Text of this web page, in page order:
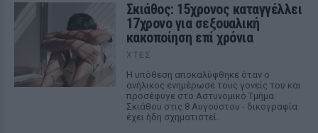
Σκιάθος: 15χρονος καταγγέλλει
17χρονο για σεξουαλική
κακοποίηση επί χρόνια
ΧΤΕΣ
Η υπόθεση αποκαλύφθηκε όταν ο
ανήλικος ενημέρωσε τους γονείς του και
προσέφυγε στο Αστυνομικό Τμήμα
Σκιάθου στις 8 Αυγούστου - δικογραφία
έχει ήδη σχηματιστεί.